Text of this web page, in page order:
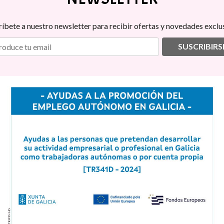
a nuestro newsletter para recibir ofertas y novedades